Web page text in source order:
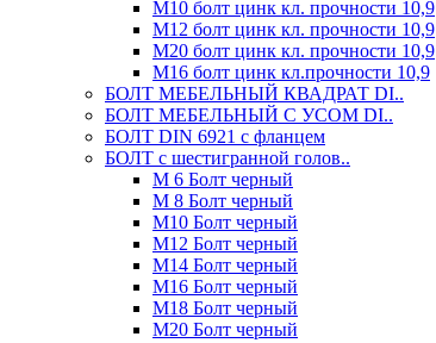
М10 болт цинк кл. прочности 10,9
М12 болт цинк кл. прочности 10,9
М20 болт цинк кл. прочности 10,9
М16 болт цинк кл.прочности 10,9
БОЛТ МЕБЕЛЬНЫЙ КВАДРАТ DI..
БОЛТ МЕБЕЛЬНЫЙ С УСОМ DI..
БОЛТ DIN 6921 c фланцем
БОЛТ с шестигранной голов..
М 6 Болт черный
М 8 Болт черный
М10 Болт черный
М12 Болт черный
М14 Болт черный
М16 Болт черный
М18 Болт черный
М20 Болт черный